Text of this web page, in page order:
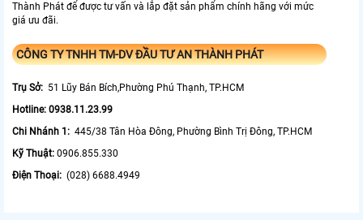
Thành Phát để được tư vấn và lắp đặt sản phẩm chính hãng với mức
giá ưu đãi.
CÔNG TY TNHH TM-DV ĐẦU TƯ AN THÀNH PHÁT
Trụ Sở: 51 Lũy Bán Bích,Phường Phú Thạnh, TP.HCM
Hotline: 0938.11.23.99
Chi Nhánh 1: 445/38 Tân Hòa Đông, Phường Bình Trị Đông, TP.HCM
Kỹ Thuật: 0906.855.330
Điện Thoại: (028) 6688.4949